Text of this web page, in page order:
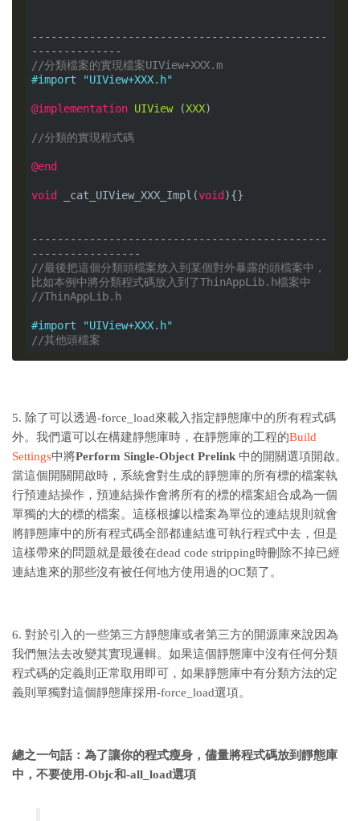
----------------------------------------------
//分類檔案的實現檔案UIView+XXX.m
#import
"UIView+XXX.h"
@implementation UIView (XXX)
//分類的實現程式碼
@end
void _cat_UIView_XXX_Impl(void){}
----------------------------------------------
//最後把這個分類頭檔案放入到某個對外暴露的頭檔案中，
比如本例中將分類程式碼放入到了ThinAppLib.h檔案中
//ThinAppLib.h
#import
"UIView+XXX.h"
//其他頭檔案
5. 除了可以透過-force_load來載入指定靜態庫中的所有程式碼
外。我們還可以在構建靜態庫時，在靜態庫的工程的Build
Settings中將Perform Single-Object Prelink 中的開關選項開啟。
當這個開關開啟時，系統會對生成的靜態庫的所有標的檔案執
行預連結操作，預連結操作會將所有的標的檔案組合成為一個
單獨的大的標的檔案。這樣根據以檔案為單位的連結規則就會
將靜態庫中的所有程式碼全部都連結進可執行程式中去，但是
這樣帶來的問題就是最後在dead code stripping時刪除不掉已經
連結進來的那些沒有被任何地方使用過的OC類了。
6. 對於引入的一些第三方靜態庫或者第三方的開源庫來說因為
我們無法去改變其實現邏輯。如果這個靜態庫中沒有任何分類
程式碼的定義則正常取用即可，如果靜態庫中有分類方法的定
義則單獨對這個靜態庫採用-force_load選項。
總之一句話：為了讓你的程式瘦身，儘量將程式碼放到靜態庫
中，不要使用-Objc和-all_load選項